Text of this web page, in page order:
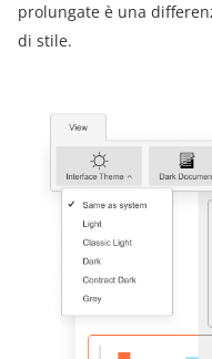
prolungate è una
di stile.